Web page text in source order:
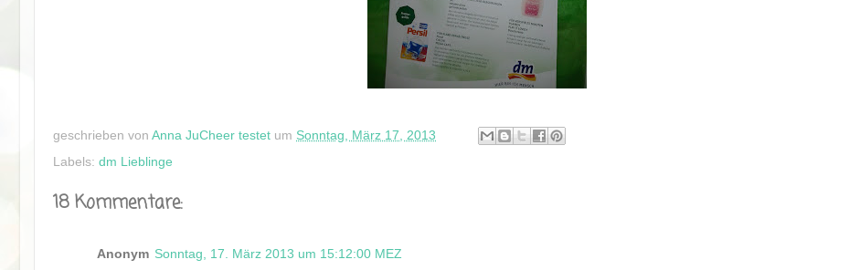
geschrieben von Anna JuCheer testet um Sonntag, März 17, 2013
Labels: dm Lieblinge
18 Kommentare:
Anonym Sonntag, 17. März 2013 um 15:12:00 MEZ